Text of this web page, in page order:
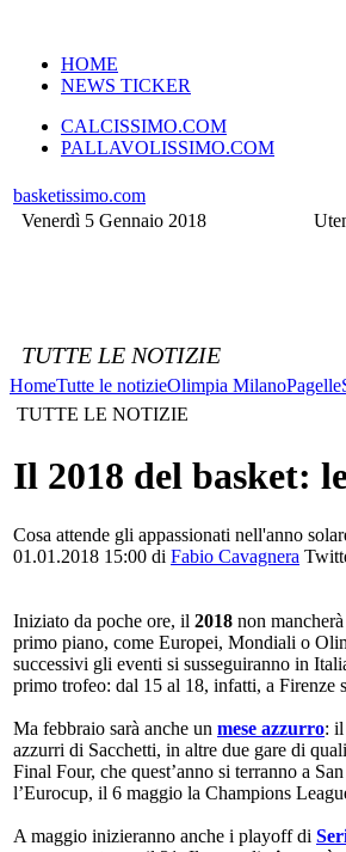
HOME
NEWS TICKER
CALCISSIMO.COM
PALLAVOLISSIMO.COM
basketissimo.com
Venerdì 5 Gennaio 2018
TUTTE LE NOTIZIE
HomeTutte le notizieOlimpia MilanoPagelle
TUTTE LE NOTIZIE
Il 2018 del basket:
Cosa attende gli appassionati nell'anno
01.01.2018 15:00 di Fabio Cavagnera
Iniziato da poche ore, il 2018 non
primo piano, come Europei, Mondiali o
successivi gli eventi si susseguiranno in
primo trofeo: dal 15 al 18, infatti, a Firenze
Ma febbraio sarà anche un mese azzurro:
azzurri di Sacchetti, in altre due gare di
Final Four, che quest’anno si terranno a
l’Eurocup, il 6 maggio la Champions
A maggio inizieranno anche i playoff di